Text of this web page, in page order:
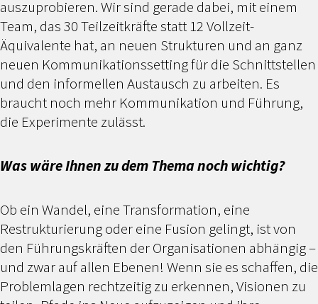
auszuprobieren. Wir sind gerade dabei, mit einem
Team, das 30 Teilzeitkräfte statt 12 Vollzeit-
Äquivalente hat, an neuen Strukturen und an ganz
neuen Kommunikationssetting für die Schnittstellen
und den informellen Austausch zu arbeiten. Es
braucht noch mehr Kommunikation und Führung,
die Experimente zulässt.
Was wäre Ihnen zu dem Thema noch wichtig?
Ob ein Wandel, eine Transformation, eine
Restrukturierung oder eine Fusion gelingt, ist von
den Führungskräften der Organisationen abhängig –
und zwar auf allen Ebenen! Wenn sie es schaffen, die
Problemlagen rechtzeitig zu erkennen, Visionen zu